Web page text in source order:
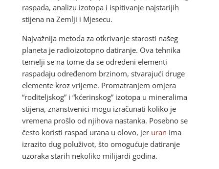
raspada, analizu izotopa i ispitivanje najstarijih
stijena na Zemlji i Mjesecu.
Najvažnija metoda za otkrivanje starosti našeg
planeta je radioizotopno datiranje. Ova tehnika
temelji se na tome da se određeni elementi
raspadaju određenom brzinom, stvarajući druge
elemente kroz vrijeme. Promatranjem omjera
“roditeljskog” i “kćerinskog” izotopa u mineralima
stijena, znanstvenici mogu izračunati koliko je
vremena prošlo od njihova nastanka. Posebno se
često koristi raspad urana u olovo, jer uran ima
izrazito dug poluživot, što omogućuje datiranje
uzoraka starih nekoliko milijardi godina.